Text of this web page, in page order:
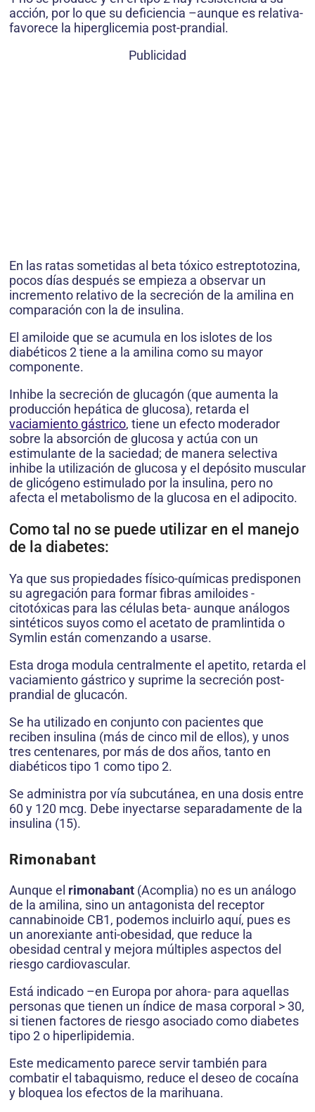
acción, por lo que su deficiencia –aunque es relativa-
favorece la hiperglicemia post-prandial.
Publicidad
En las ratas sometidas al beta tóxico estreptotozina,
pocos días después se empieza a observar un
incremento relativo de la secreción de la amilina en
comparación con la de insulina.
El amiloide que se acumula en los islotes de los
diabéticos 2 tiene a la amilina como su mayor
componente.
Inhibe la secreción de glucagón (que aumenta la
producción hepática de glucosa), retarda el
vaciamiento gástrico, tiene un efecto moderador
sobre la absorción de glucosa y actúa con un
estimulante de la saciedad; de manera selectiva
inhibe la utilización de glucosa y el depósito muscular
de glicógeno estimulado por la insulina, pero no
afecta el metabolismo de la glucosa en el adipocito.
Como tal no se puede utilizar en el manejo
de la diabetes:
Ya que sus propiedades físico-químicas predisponen
su agregación para formar fibras amiloides -
citotóxicas para las células beta- aunque análogos
sintéticos suyos como el acetato de pramlintida o
Symlin están comenzando a usarse.
Esta droga modula centralmente el apetito, retarda el
vaciamiento gástrico y suprime la secreción post-
prandial de glucacón.
Se ha utilizado en conjunto con pacientes que
reciben insulina (más de cinco mil de ellos), y unos
tres centenares, por más de dos años, tanto en
diabéticos tipo 1 como tipo 2.
Se administra por vía subcutánea, en una dosis entre
60 y 120 mcg. Debe inyectarse separadamente de la
insulina (15).
Rimonabant
Aunque el rimonabant (Acomplia) no es un análogo
de la amilina, sino un antagonista del receptor
cannabinoide CB1, podemos incluirlo aquí, pues es
un anorexiante anti-obesidad, que reduce la
obesidad central y mejora múltiples aspectos del
riesgo cardiovascular.
Está indicado –en Europa por ahora- para aquellas
personas que tienen un índice de masa corporal > 30,
si tienen factores de riesgo asociado como diabetes
tipo 2 o hiperlipidemia.
Este medicamento parece servir también para
combatir el tabaquismo, reduce el deseo de cocaína
y bloquea los efectos de la marihuana.